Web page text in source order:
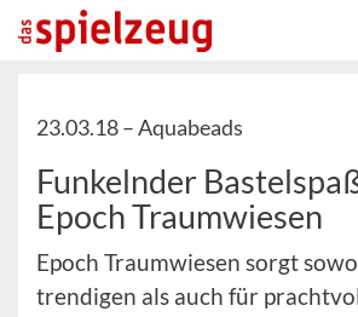
23.03.18 –Aquabeads
Funkelnder
Epoch Traumwiesen
Epoch Traumwiesen sorgt
trendigen als auch für